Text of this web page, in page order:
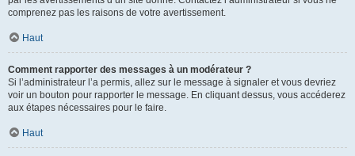
comprenez pas les raisons de votre avertissement.
Haut
Comment rapporter des messages à un modérateur ?
Si l’administrateur l’a permis, allez sur le message à signaler et vous devriez
voir un bouton pour rapporter le message. En cliquant dessus, vous accéderez
aux étapes nécessaires pour le faire.
Haut